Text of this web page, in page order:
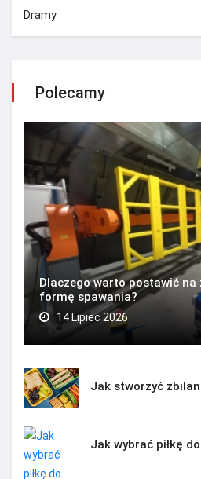
Dramy
Polecamy
Dlaczego warto postawić
formę spawania?
14 Lipiec 2026
Jak stworzyć
Jak wybrać piłkę